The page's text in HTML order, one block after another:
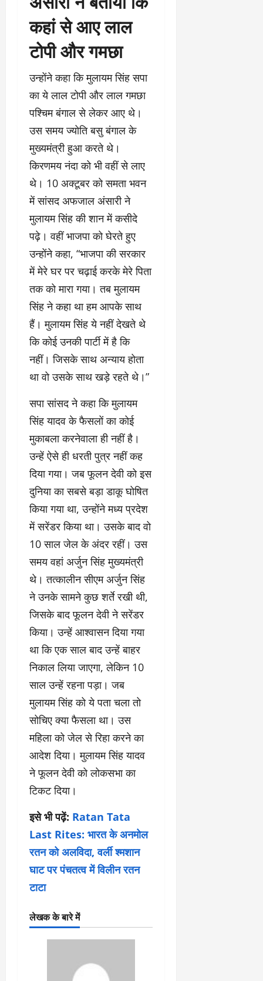
कहां से आए लाल
टोपी और गमछा
उन्होंने कहा कि मुलायम सिंह सपा
का ये लाल टोपी और लाल गमछा
पश्चिम बंगाल से लेकर आए थे।
उस समय ज्योति बसु बंगाल के
मुख्यमंत्री हुआ करते थे।
किरणमय नंदा को भी वहीं से लाए
थे। 10 अक्टूबर को समता भवन
में सांसद अफजाल अंसारी ने
मुलायम सिंह की शान में कसीदे
पढ़े। वहीं भाजपा को घेरते हुए
उन्होंने कहा, “भाजपा की सरकार
में मेरे घर पर चढ़ाई करके मेरे पिता
तक को मारा गया। तब मुलायम
सिंह ने कहा था हम आपके साथ
हैं। मुलायम सिंह ये नहीं देखते थे
कि कोई उनकी पार्टी में है कि
नहीं। जिसके साथ अन्याय होता
था वो उसके साथ खड़े रहते थे।”
सपा सांसद ने कहा कि मुलायम
सिंह यादव के फैसलों का कोई
मुकाबला करनेवाला ही नहीं है।
उन्हें ऐसे ही धरती पुत्र नहीं कह
दिया गया। जब फूलन देवी को इस
दुनिया का सबसे बड़ा डाकू घोषित
किया गया था, उन्होंने मध्य प्रदेश
में सरेंडर किया था। उसके बाद वो
10 साल जेल के अंदर रहीं। उस
समय वहां अर्जुन सिंह मुख्यमंत्री
थे। तत्कालीन सीएम अर्जुन सिंह
ने उनके सामने कुछ शर्ते रखी थी,
जिसके बाद फूलन देवी ने सरेंडर
किया। उन्हें आश्वासन दिया गया
था कि एक साल बाद उन्हें बाहर
निकाल लिया जाएगा, लेकिन 10
साल उन्हें रहना पड़ा। जब
मुलायम सिंह को ये पता चला तो
सोचिए क्या फैसला था। उस
महिला को जेल से रिहा करने का
आदेश दिया। मुलायम सिंह यादव
ने फूलन देवी को लोकसभा का
टिकट दिया।
इसे भी पढ़ें: Ratan Tata
Last Rites: भारत के अनमोल
रतन को अलविदा, वर्ली श्मशान
घाट पर पंचतत्व में विलीन रतन
टाटा
लेखक के बारे में